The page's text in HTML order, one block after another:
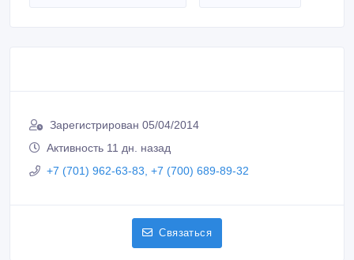
Зарегистрирован 05/04/2014
Активность 11 дн. назад
+7 (701) 962-63-83, +7 (700) 689-89-32
Связаться